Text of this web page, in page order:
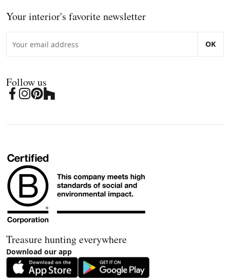
Your interior's favorite newsletter
OK
Follow us
Treasure hunting everywhere
Download our app